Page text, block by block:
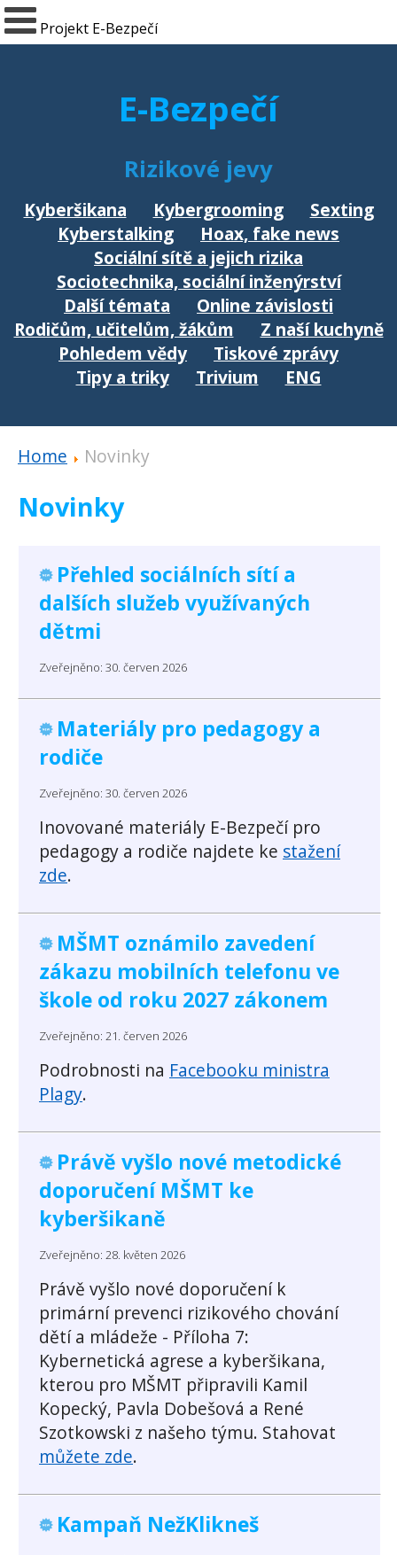
Projekt E-Bezpečí
E-Bezpečí
Rizikové jevy
Kyberšikana Kybergrooming
Sexting
Kyberstalking
Hoax, fake news
Sociální sítě a jejich rizika
Sociotechnika, sociální inženýrství
Další témata
Online závislosti
Rodičům, učitelům, žákům
Z naší kuchyně
Pohledem vědy
Tiskové zprávy
Tipy a triky
Trivium ENG
Home Novinky
Novinky
Přehled sociálních sítí a
dalších služeb využívaných
dětmi
Zveřejněno: 30. červen 2026
Materiály pro pedagogy a
rodiče
Zveřejněno: 30. červen 2026
Inovované materiály E-Bezpečí pro
pedagogy a rodiče najdete ke stažení
zde.
MŠMT oznámilo zavedení
zákazu mobilních telefonu ve
škole od roku 2027 zákonem
Zveřejněno: 21. červen 2026
Podrobnosti na Facebooku ministra
Plagy.
Právě vyšlo nové metodické
doporučení MŠMT ke
kyberšikaně
Zveřejněno: 28. květen 2026
Právě vyšlo nové doporučení k
primární prevenci rizikového chování
dětí a mládeže - Příloha 7:
Kybernetická agrese a kyberšikana,
kterou pro MŠMT připravili Kamil
Kopecký, Pavla Dobešová a René
Szotkowski z našeho týmu. Stahovat
můžete zde.
Kampaň NežKlikneš